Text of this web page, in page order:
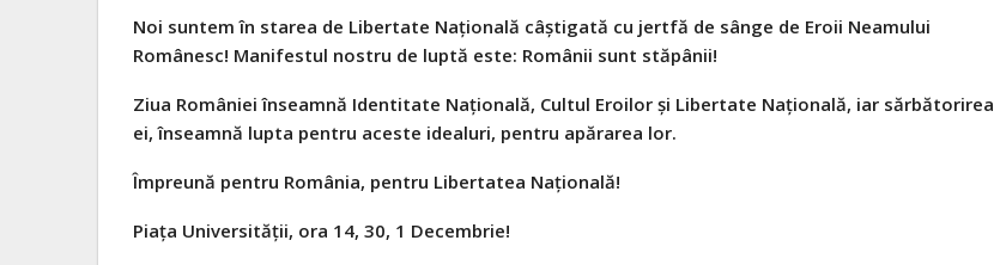
Noi suntem în starea de Libertate Națională câștigată cu jertfă de sânge de Eroii Neamului
Românesc! Manifestul nostru de luptă este: Românii sunt stăpânii!
Ziua României înseamnă Identitate Națională, Cultul Eroilor și Libertate Națională, iar sărbătorirea
ei, înseamnă lupta pentru aceste idealuri, pentru apărarea lor.
Împreună pentru România, pentru Libertatea Națională!
Piața Universității, ora 14, 30, 1 Decembrie!